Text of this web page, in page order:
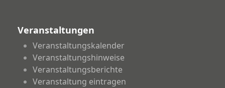
Veranstaltungen
Veranstaltungskalender
Veranstaltungshinweise
Veranstaltungsberichte
Veranstaltung eintragen